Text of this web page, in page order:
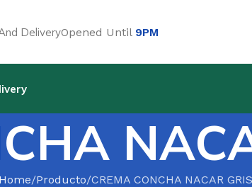
DeliveryOpened Until 9PM
Home Producto CREMA CONCHA NACAR